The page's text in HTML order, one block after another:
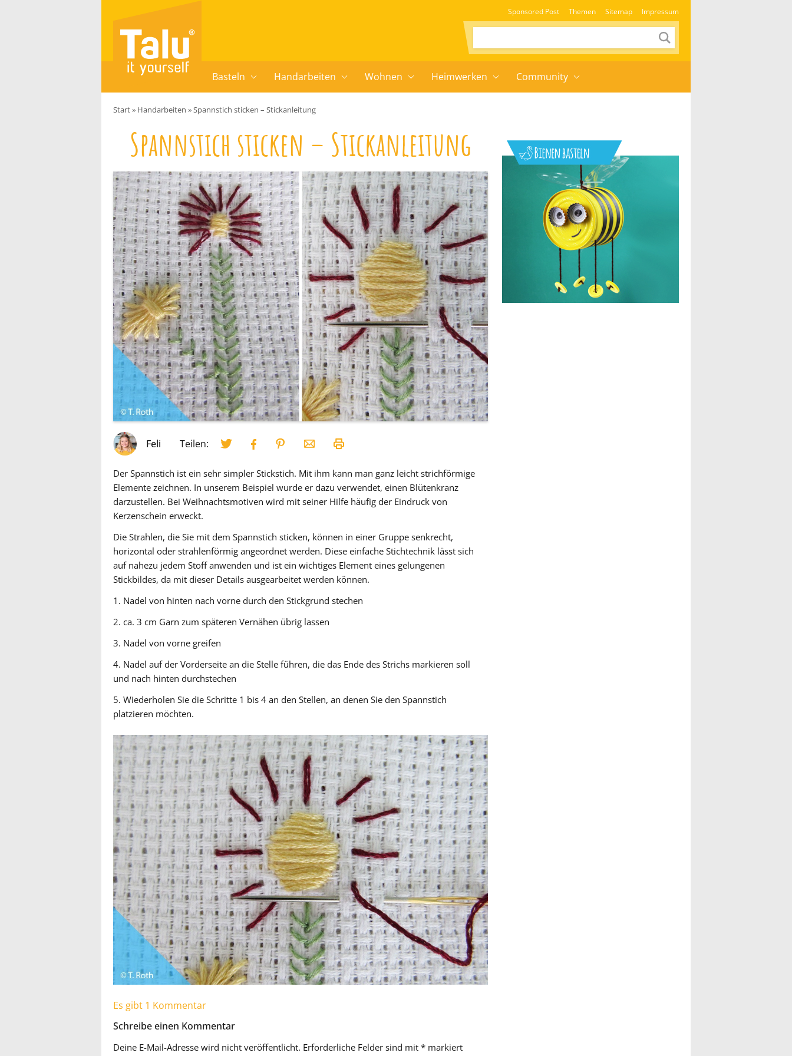
Sponsored Post Themen Sitemap Impressum
Basteln Handarbeiten Wohnen Heimwerken Community
Start» Handarbeiten »Spannstich sticken – Stickanleitung
Spannstich sticken – Stickanleitung
Feli Teilen:
Der Spannstich ist ein sehr simpler Stickstich. Mit ihm kann man ganz leicht strichförmige
Elemente zeichnen. In unserem Beispiel wurde er dazu verwendet, einen Blütenkranz
darzustellen. Bei Weihnachtsmotiven wird mit seiner Hilfe häufig der Eindruck von
Kerzenschein erweckt.
Die Strahlen, die Sie mit dem Spannstich sticken, können in einer Gruppe senkrecht,
horizontal oder strahlenförmig angeordnet werden. Diese einfache Stichtechnik lässt sich
auf nahezu jedem Stoff anwenden und ist ein wichtiges Element eines gelungenen
Stickbildes, da mit dieser Details ausgearbeitet werden können.
1. Nadel von hinten nach vorne durch den Stickgrund stechen
2. ca. 3 cm Garn zum späteren Vernähen übrig lassen
3. Nadel von vorne greifen
4. Nadel auf der Vorderseite an die Stelle führen, die das Ende des Strichs markieren soll
und nach hinten durchstechen
5. Wiederholen Sie die Schritte 1 bis 4 an den Stellen, an denen Sie den Spannstich
platzieren möchten.
Es gibt 1 Kommentar
Schreibe einen Kommentar
Deine E-Mail-Adresse wird nicht veröffentlicht. Erforderliche Felder sind mit * markiert